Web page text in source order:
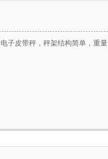
子皮带秤，秤架结构简单，重量